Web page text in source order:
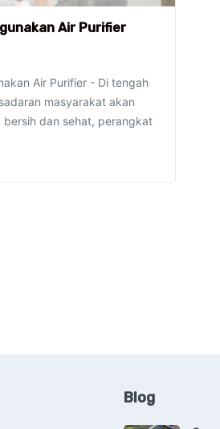
Air Purifier
Air Purifier - Di tengah
masyarakat akan
dan sehat, perangkat
Blog